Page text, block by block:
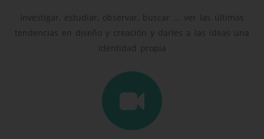
Investigar, estudiar, observar, buscar ... ver las últimas
tendencias en diseño y creación y darles a las ideas una
identidad propia